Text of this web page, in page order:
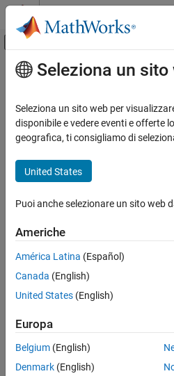
Vai al contenuto
Attiva/disattiva
Pagina iniziale della documentazione
Contenuto principale
How useful was
Seleziona un sito
Seleziona un sito web per
disponibile e vedere eventi e offerte
geografica, ti consigliamo di
United States
Puoi anche selezionare un sito web
Americhe
América Latina (Español)
Canada (English)
United States (English)
Europa
Belgium (English)
Denmark (English)
Centro di fiducia